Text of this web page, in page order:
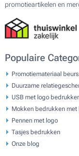
promotieartikelen en
Populaire
Promotiemateriaal beurs
Duurzame
USB met logo
Mokken bedrukken met
Pennen met logo
Tasjes bedrukken
Onze blog